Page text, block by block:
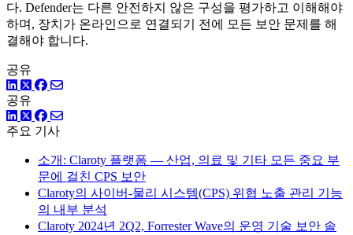
다. Defender는 다른 안전하지 않은 구성을 평가하고 이해해야
하며, 장치가 온라인으로 연결되기 전에 모든 보안 문제를 해
결해야 합니다.
공유
링크드인
트위터페이스북
공유
링크드인
트위터페이스북
주요 기사
소개: Claroty 플랫폼 — 산업, 의료 및 기타 모든 중요 부
문에 걸친 CPS 보안
Claroty의 사이버-물리 시스템(CPS) 위협 노출 관리 기능
의 내부 분석
Claroty 2024년 2Q2, Forrester Wave의 운영 기술 보안 솔